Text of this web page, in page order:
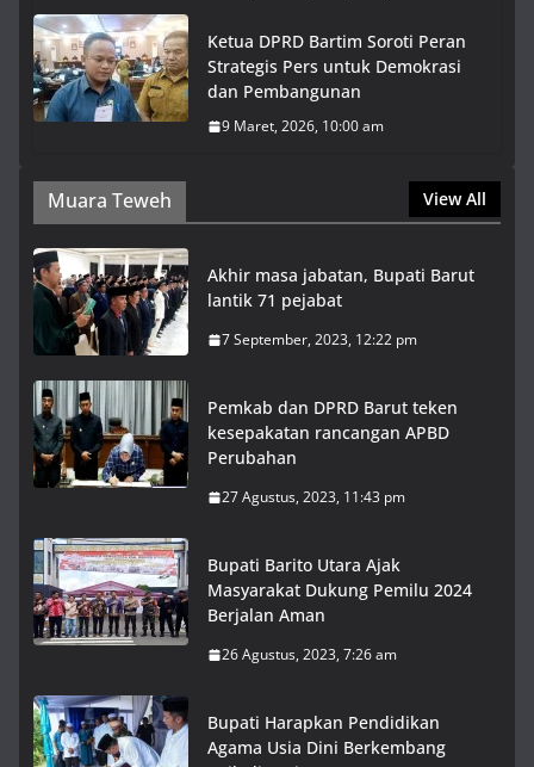
Ketua DPRD Bartim Soroti Peran
Strategis Pers untuk Demokrasi
dan Pembangunan
9 Maret, 2026, 10:00 am
Muara Teweh View All
Akhir masa jabatan, Bupati Barut
lantik 71 pejabat
7 September, 2023, 12:22 pm
Pemkab dan DPRD Barut teken
kesepakatan rancangan APBD
Perubahan
27 Agustus, 2023, 11:43 pm
Bupati Barito Utara Ajak
Masyarakat Dukung Pemilu 2024
Berjalan Aman
26 Agustus, 2023, 7:26 am
Bupati Harapkan Pendidikan
Agama Usia Dini Berkembang